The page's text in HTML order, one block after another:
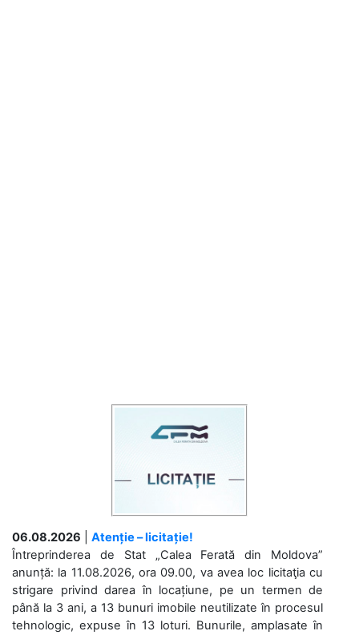
06.08.2026
Atenție – licitație!
Întreprinderea de Stat „Calea Ferată din Moldova”
anunță: la 11.08.2026, ora 09.00, va avea loc licitaţia cu
strigare privind darea în locațiune, pe un termen de
până la 3 ani, a 13 bunuri imobile neutilizate în procesul
tehnologic, expuse în 13 loturi. Bunurile, amplasate în